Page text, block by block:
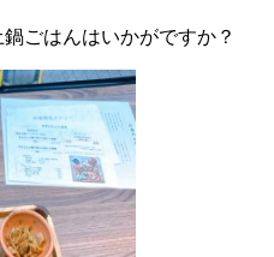
ごはんはいかがですか？